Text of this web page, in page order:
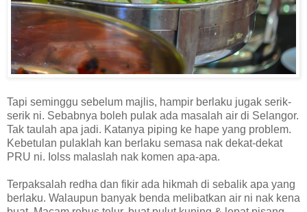
Tapi seminggu sebelum majlis, hampir berlaku jugak serik-
serik ni. Sebabnya boleh pulak ada masalah air di Selangor.
Tak taulah apa jadi. Katanya piping ke hape yang problem.
Kebetulan pulaklah kan berlaku semasa nak dekat-dekat
PRU ni. Iolss malaslah nak komen apa-apa.
Terpaksalah redha dan fikir ada hikmah di sebalik apa yang
berlaku. Walaupun banyak benda melibatkan air ni nak kena